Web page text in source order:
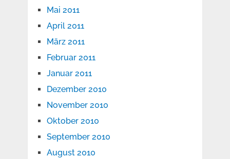
Mai 2011
April 2011
März 2011
Februar 2011
Januar 2011
Dezember 2010
November 2010
Oktober 2010
September 2010
August 2010